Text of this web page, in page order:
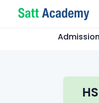
Admission